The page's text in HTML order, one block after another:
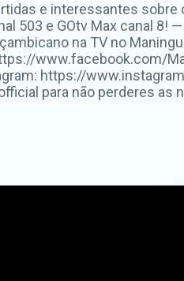
e interessantes
503 e GOtv Max canal
na TV no
www.facebook.com/
https://
para não perderes as